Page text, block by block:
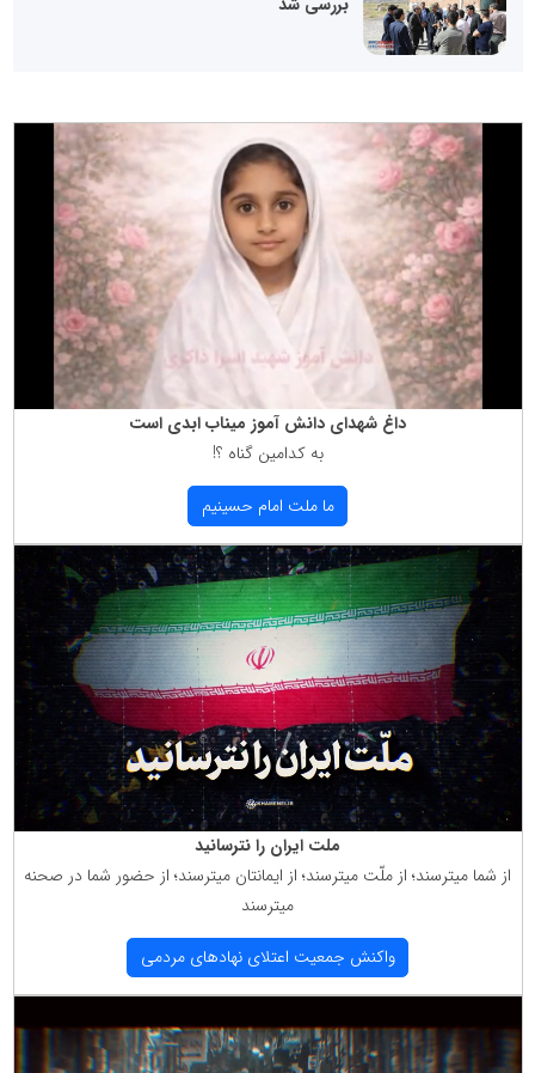
داغ شهدای دانش آموز میناب ابدی است
به كدامین گناه ؟!
ما ملت امام حسینیم
ملت ایران را نترسانید
از شما میترسند؛ از ملّت میترسند؛ از ایمانتان میترسند؛ از حضور شما در صحنه
میترسند
واكنش جمعیت اعتلای نهادهای مردمی